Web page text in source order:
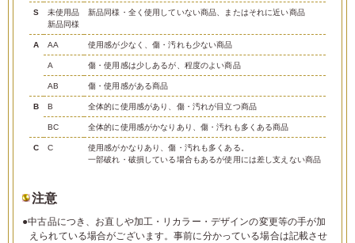
S
未使用品
新品同様
新品同様・全く使用していない商品、またはそれに近い商品
A AA 使用感が少なく、傷・汚れも少ない商品
A 傷・使用感は少しあるが、程度のよい商品
AB 傷・使用感がある商品
B B 全体的に使用感があり、傷・汚れが目立つ商品
BC 全体的に使用感がかなりあり、傷・汚れも多くある商品
C C
使用感がかなりあり、傷・汚れも多くある。
一部破れ・破損している場合もあるが使用には差し支えない商品
注意
●中古品につき、お直しや加工・リカラー・デザインの変更等の手が加
えられている場合がございます。事前に分かっている場合は記載させ